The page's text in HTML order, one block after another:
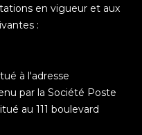
en vigueur et aux
:
à l'adresse
par la Société Poste
au 111 boulevard